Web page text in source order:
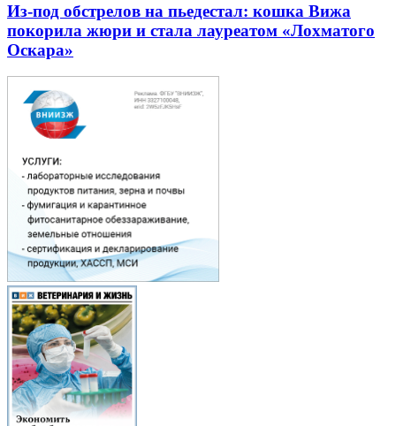
Из-под обстрелов на пьедестал: кошка Вижа
покорила жюри и стала лауреатом «Лохматого
Оскара»